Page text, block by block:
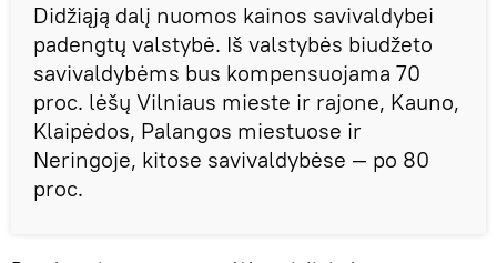
Didžiąją dalį nuomos kainos savivaldybei
padengtų valstybė. Iš valstybės biudžeto
savivaldybėms bus kompensuojama 70
proc. lėšų Vilniaus mieste ir rajone, Kauno,
Klaipėdos, Palangos miestuose ir
Neringoje, kitose savivaldybėse — po 80
proc.